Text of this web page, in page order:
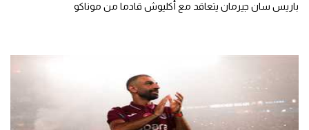
باريس سان جيرمان يتعاقد مع أكليوش قادما من موناكو